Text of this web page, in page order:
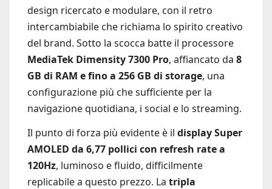
design ricercato e modulare, con il retro
intercambiabile che richiama lo spirito creativo
del brand. Sotto la scocca batte il processore
MediaTek Dimensity 7300 Pro, affiancato da 8
GB di RAM e fino a 256 GB di storage, una
configurazione più che sufficiente per la
navigazione quotidiana, i social e lo streaming.
Il punto di forza più evidente è il display Super
AMOLED da 6,77 pollici con refresh rate a
120Hz, luminoso e fluido, difficilmente
replicabile a questo prezzo. La tripla